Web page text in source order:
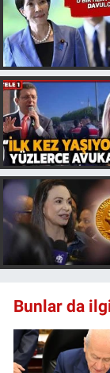
Bunlar da
Yerel
Canlı